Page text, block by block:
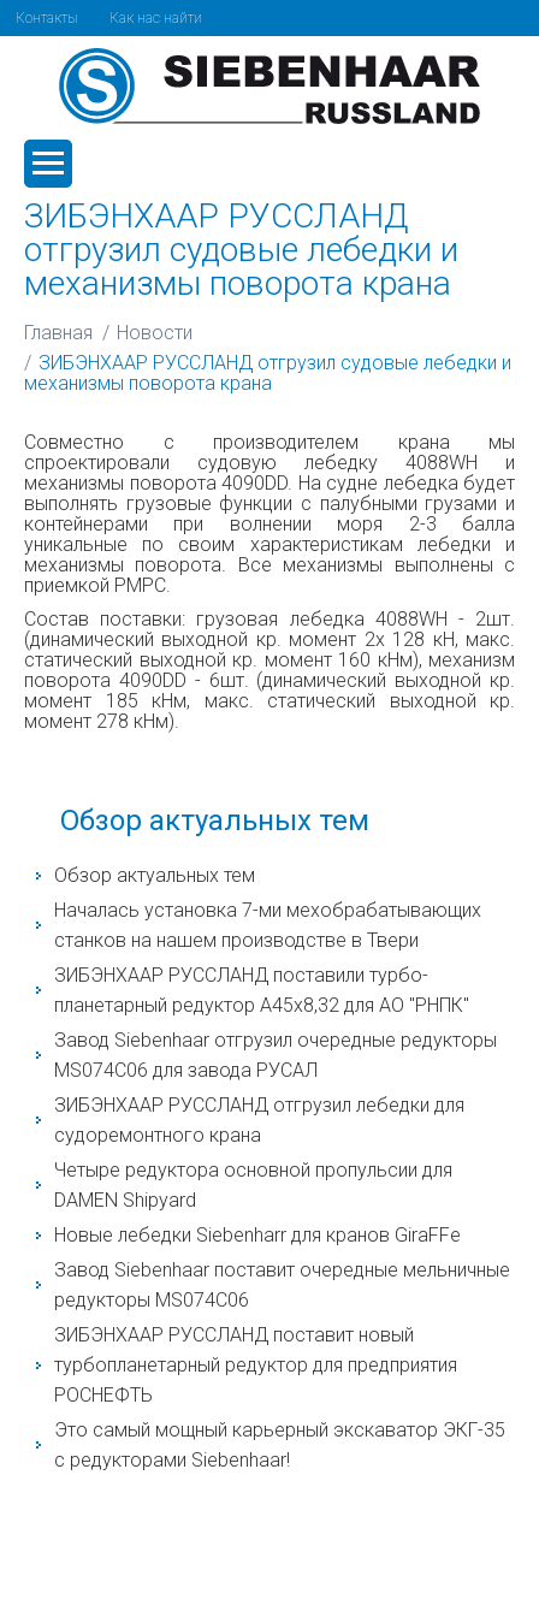
Контакты Как нас найти
ЗИБЭНХААР РУССЛАНД
отгрузил судовые лебедки и
механизмы поворота крана
Главная
Новости
ЗИБЭНХААР РУССЛАНД отгрузил судовые лебедки и
механизмы поворота крана
Совместно с производителем крана мы
спроектировали судовую лебедку 4088WH и
механизмы поворота 4090DD. На судне лебедка будет
выполнять грузовые функции с палубными грузами и
контейнерами при волнении моря 2-3 балла
уникальные по своим характеристикам лебедки и
механизмы поворота. Все механизмы выполнены с
приемкой РМРС.
Состав поставки: грузовая лебедка 4088WH - 2шт.
(динамический выходной кр. момент 2х 128 кН, макс.
статический выходной кр. момент 160 кНм), механизм
поворота 4090DD - 6шт. (динамический выходной кр.
момент 185 кНм, макс. статический выходной кр.
момент 278 кНм).
Обзор актуальных тем
Обзор актуальных тем
Началась установка 7-ми мехобрабатывающих
станков на нашем производстве в Твери
ЗИБЭНХААР РУССЛАНД поставили турбо-
планетарный редуктор A45х8,32 для AО "РНПК"
Завод Siebenhaar отгрузил очередные редукторы
MS074С06 для завода РУСАЛ
ЗИБЭНХААР РУССЛАНД отгрузил лебедки для
судоремонтного крана
Четыре редуктора основной пропульсии для
DAMEN Shipyard
Новые лебедки Siebenharr для кранов GiraFFe
Завод Siebenhaar поставит очередные мельничные
редукторы MS074С06
ЗИБЭНХААР РУССЛАНД поставит новый
турбопланетарный редуктор для предприятия
РОСНЕФТЬ
Это самый мощный карьерный экскаватор ЭКГ-35
с редукторами Siebenhaar!